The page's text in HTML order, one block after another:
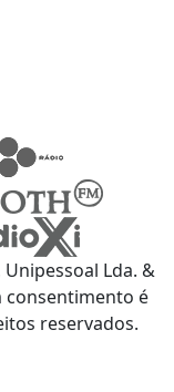
Lda. &
consentimento é
reservados.